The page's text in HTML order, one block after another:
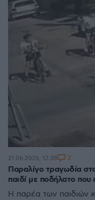
Παραλίγο τραγωδία
παιδί με ποδήλατο που
Η παρέα των παιδιών
21.06.2026, 12:38 2